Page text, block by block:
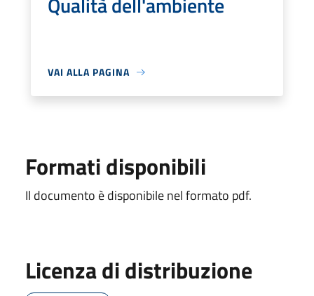
VAI ALLA PAGINA
Formati disponibili
Il documento è disponibile nel formato pdf.
Licenza di distribuzione